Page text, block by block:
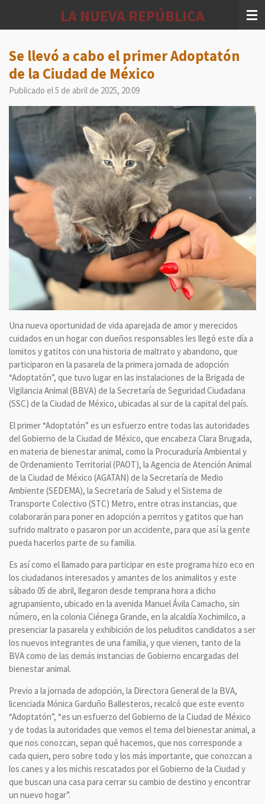
principal
LA NUEVA REPÚBLICA
Se llevó a cabo el primer Adoptatón
de la Ciudad de México
Publicado el 5 de abril de 2025, 20:09
Una nueva oportunidad de vida aparejada de amor y merecidos
cuidados en un hogar con dueños responsables les llegó este día a
lomitos y gatitos con una historia de maltrato y abandono, que
participaron en la pasarela de la primera jornada de adopción
“Adoptatón”, que tuvo lugar en las instalaciones de la Brigada de
Vigilancia Animal (BBVA) de la Secretaría de Seguridad Ciudadana
(SSC) de la Ciudad de México, ubicadas al sur de la capital del país.
El primer “Adoptatón” es un esfuerzo entre todas las autoridades
del Gobierno de la Ciudad de México, que encabeza Clara Brugada,
en materia de bienestar animal, como la Procuraduría Ambiental y
de Ordenamiento Territorial (PAOT), la Agencia de Atención Animal
de la Ciudad de México (AGATAN) de la Secretaría de Medio
Ambiente (SEDEMA), la Secretaría de Salud y el Sistema de
Transporte Colectivo (STC) Metro, entre otras instancias, que
colaborarán para poner en adopción a perritos y gatitos que han
sufrido maltrato o pasaron por un accidente, para que así la gente
pueda hacerlos parte de su familia.
Es así como el llamado para participar en este programa hizo eco en
los ciudadanos interesados y amantes de los animalitos y este
sábado 05 de abril, llegaron desde temprana hora a dicho
agrupamiento, ubicado en la avenida Manuel Ávila Camacho, sin
número, en la colonia Ciénega Grande, en la alcaldía Xochimilco, a
presenciar la pasarela y exhibición de los peluditos candidatos a ser
los nuevos integrantes de una familia, y que vienen, tanto de la
BVA como de las demás instancias de Gobierno encargadas del
bienestar animal.
Previo a la jornada de adopción, la Directora General de la BVA,
licenciada Mónica Garduño Ballesteros, recalcó que este evento
“Adoptatón”, “es un esfuerzo del Gobierno de la Ciudad de México
y de todas la autoridades que vemos el tema del bienestar animal, a
que nos conozcan, sepan qué hacemos, que nos corresponde a
cada quien, pero sobre todo y los más importante, que conozcan a
los canes y a los michis rescatados por el Gobierno de la Ciudad y
que buscan una casa para cerrar su cambio de destino y encontrar
un nuevo hogar”.